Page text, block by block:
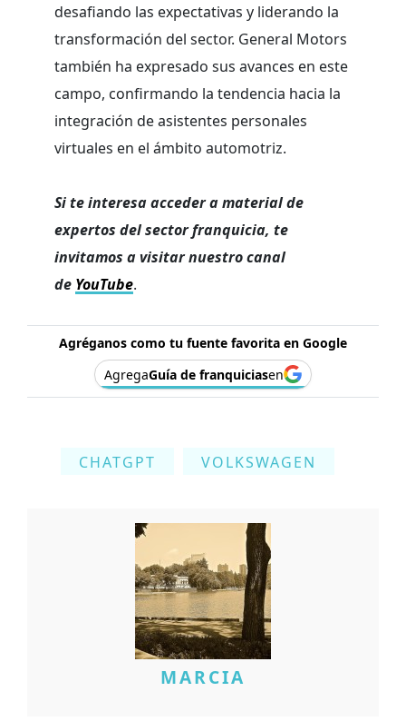
desafiando las expectativas y liderando la
transformación del sector. General Motors
también ha expresado sus avances en este
campo, confirmando la tendencia hacia la
integración de asistentes personales
virtuales en el ámbito automotriz.
Si te interesa acceder a material de
expertos del sector franquicia, te
invitamos a visitar nuestro canal
de YouTube.
Agréganos como tu fuente favorita en Google
AgregaGuía de franquiciasen
CHATGPT VOLKSWAGEN
MARCIA